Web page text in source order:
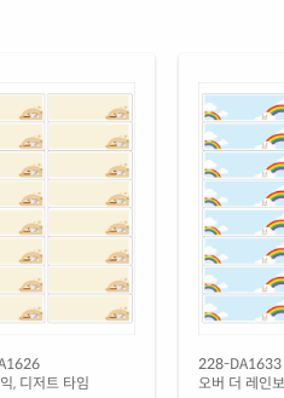
, 디저트 타임
228-DA1633
오버 더 레인